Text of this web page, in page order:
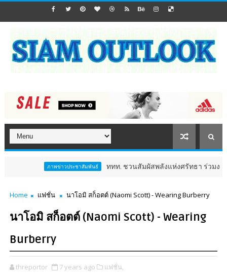
ภาพข่าวประชาสัมพันธ์ ททท. ชวนสัมผัสพลังแห่งศรัทธา ร่วมงาน "ห่มผ้าห
Home แฟชั่น นาโอมิ สก็อตต์ (Naomi Scott) - Wearing Burberry
นาโอมิ สก็อตต์ (Naomi Scott) - Wearing
Burberry
threportor 7 years ago แฟชั่น,